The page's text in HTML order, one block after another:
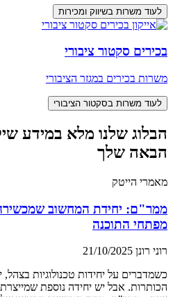
לעוד משרות בשיווק ומכירות
בכירים סקטור ציבורי
משרות בכירים במגזר הציבורי
לעוד משרות בסקטור הציבורי
הבלוג שלנו מלא במידע
הבאה שלך
מאמרי הייטק
ממר"ם: יחידת המחשוב
מפתחי התוכנה
רוני רונן 21/10/2025
הכותרות. אבל יש יחידה נוספת